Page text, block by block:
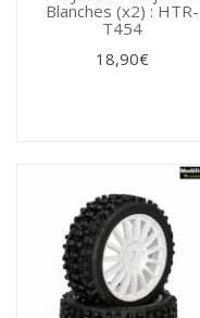
Blanches (x2) : HTR-
T454
18,90€